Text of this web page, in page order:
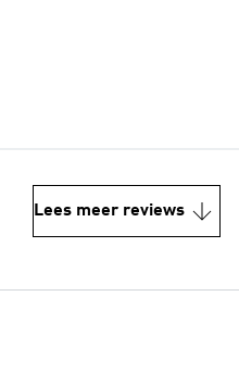
Lees meer reviews